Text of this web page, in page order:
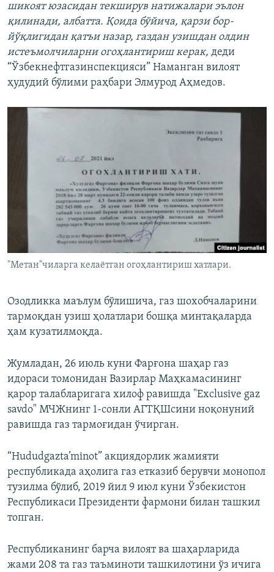
шикоят юзасидан текширув натижалари эълон
қилинади, албатта. Қоида бўйича, қарзи бор-
йўқлигидан қатъи назар, газдан узишдан олдин
истеъмолчиларни огоҳлантириш керак, деди
“Ўзбекнефтгазинспекцияси” Наманган вилоят
ҳудудий бўлими раҳбари Элмурод Аҳмедов.
"Метан"чиларга келаётган огоҳлантириш хатлари.
Озодликка маълум бўлишича, газ шохобчаларини
тармоқдан узиш ҳолатлари бошқа минтақаларда
ҳам кузатилмоқда.
Жумладан, 26 июль куни Фарғона шаҳар газ
идораси томонидан Вазирлар Маҳкамасининг
қарор талабларигага хилоф равишда "Exclusive gaz
savdo" МЧЖнинг 1-сонли АГТҚШсини ноқонуний
равишда газ тармоғидан ўчирган.
“Hududgazta’minot” акциядорлик жамияти
республикада аҳолига газ етказиб берувчи монопол
тузилма бўлиб, 2019 йил 9 июл куни Ўзбекистон
Республикаси Президенти фармони билан ташкил
топган.
Республиканинг барча вилоят ва шаҳарларида
жами 208 та газ таъминоти ташкилотини ўз ичига